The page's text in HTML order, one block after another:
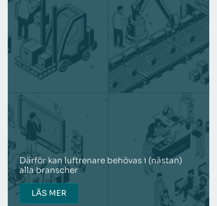
Därför kan luftrenare behövas i (nästan)
alla branscher
LÄS MER